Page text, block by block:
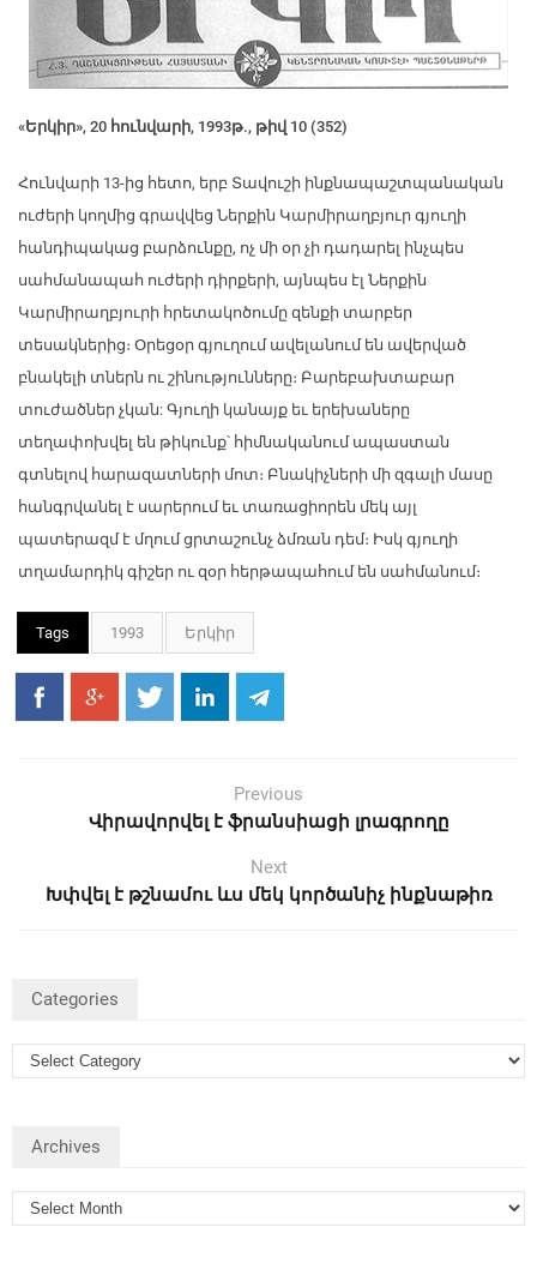
«Երկիր», 20 հունվարի, 1993թ., թիվ 10 (352)
Հունվարի 13-ից հետո, երբ Տավուշի ինքնապաշտպանական
ուժերի կողմից գրավվեց Ներքին Կարմիրաղբյուր գյուղի
հանդիպակաց բարձունքը, ոչ մի օր չի դադարել ինչպես
սահմանապահ ուժերի դիրքերի, այնպես էլ Ներքին
Կարմիրաղբյուրի հրետակոծումը զենքի տարբեր
տեսակներից։ Օրեցօր գյուղում ավելանում են ավերված
բնակելի տներն ու շինությունները։ Բարեբախտաբար
տուժածներ չկան: Գյուղի կանայք եւ երեխաները
տեղափոխվել են թիկունք՝ հիմնականում ապաստան
գտնելով հարազատների մոտ։ Բնակիչների մի զգալի մասը
հանգրվանել է սարերում եւ տառացիորեն մեկ այլ
պատերազմ է մղում ցրտաշունչ ձմռան դեմ։ Իսկ գյուղի
տղամարդիկ գիշեր ու զօր հերթապահում են սահմանում։
Tags 1993 Երկիր
Previous
Վիրավորվել է ֆրանսիացի լրագրողը
Next
Խփվել է թշնամու ևս մեկ կործանիչ ինքնաթիռ
Categories
Archives